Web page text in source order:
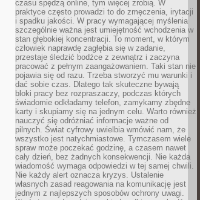
czasu spędzą online, tym więcej zrobią. W
praktyce często prowadzi to do zmęczenia, irytacji
i spadku jakości. W pracy wymagającej myślenia
szczególnie ważna jest umiejętność wchodzenia w
stan głębokiej koncentracji. To moment, w którym
człowiek naprawdę zagłębia się w zadanie,
przestaje śledzić bodźce z zewnątrz i zaczyna
pracować z pełnym zaangażowaniem. Taki stan nie
pojawia się od razu. Trzeba stworzyć mu warunki i
dać sobie czas. Dlatego tak skuteczne bywają
bloki pracy bez rozpraszaczy, podczas których
świadomie odkładamy telefon, zamykamy zbędne
karty i skupiamy się na jednym celu. Warto również
nauczyć się odróżniać informacje ważne od
pilnych. Świat cyfrowy uwielbia wmówić nam, że
wszystko jest natychmiastowe. Tymczasem wiele
spraw może poczekać godzinę, a czasem nawet
cały dzień, bez żadnych konsekwencji. Nie każda
wiadomość wymaga odpowiedzi w tej samej chwili.
Nie każdy alert oznacza kryzys. Ustalenie
własnych zasad reagowania na komunikację jest
jednym z najlepszych sposobów ochrony uwagi.